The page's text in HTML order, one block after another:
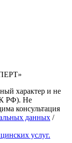
характер и не
РФ). Не
консультация
данных /
услуг.